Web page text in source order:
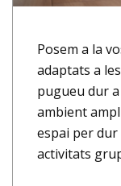
Posem a la
adaptats a
pugueu dur
ambient
espai per
activitats